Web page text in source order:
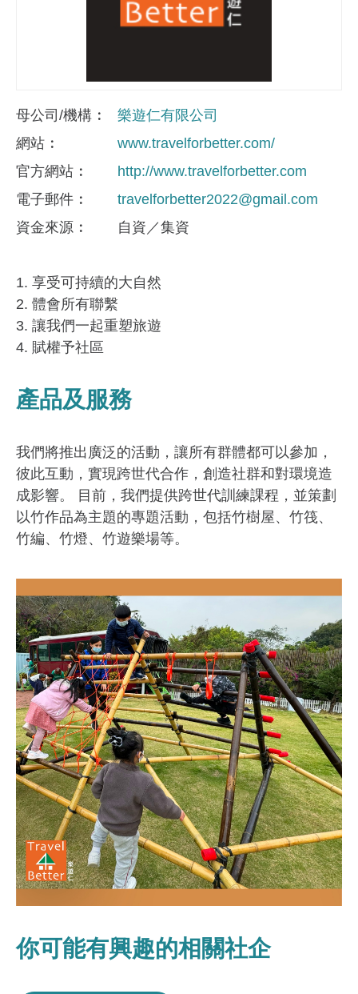
母公司/機構
樂遊仁有限公司
網站
www.travelforbetter.com/
官方網站
http://www.travelforbetter.com
電子郵件
travelforbetter2022@gmail.com
資金來​源
自資／集資
1. 享受可持續的大自然
2. 體會所有聯繫
3. 讓我們一起重塑旅遊
4. 賦權予社區
產品及服務
我們將推出廣泛的活動，讓所有群體都可以參加，
彼此互動，實現跨世代合作，創造社群和對環境造
成影響。 目前，我們提供跨世代訓練課程，並策劃
以竹作品為主題的專題活動，包括竹樹屋、竹筏、
竹編、竹燈、竹遊樂場等。
你可能有興趣的相關社企